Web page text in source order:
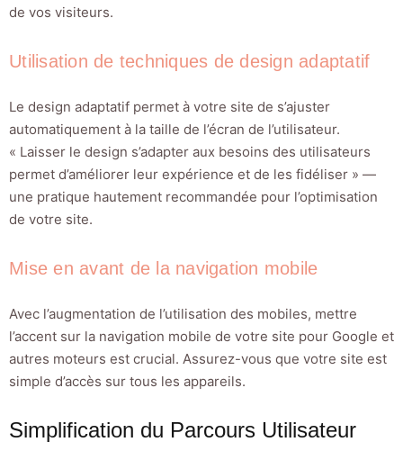
de vos visiteurs.
Utilisation de techniques de design adaptatif
Le design adaptatif permet à votre site de s’ajuster
automatiquement à la taille de l’écran de l’utilisateur.
« Laisser le design s’adapter aux besoins des utilisateurs
permet d’améliorer leur expérience et de les fidéliser » —
une pratique hautement recommandée pour l’optimisation
de votre site.
Mise en avant de la navigation mobile
Avec l’augmentation de l’utilisation des mobiles, mettre
l’accent sur la navigation mobile de votre site pour Google et
autres moteurs est crucial. Assurez-vous que votre site est
simple d’accès sur tous les appareils.
Simplification du Parcours Utilisateur